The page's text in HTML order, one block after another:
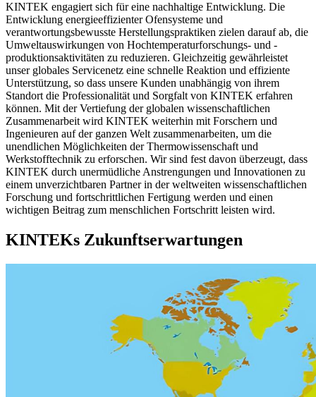
KINTEK engagiert sich für eine nachhaltige Entwicklung. Die
Entwicklung energieeffizienter Ofensysteme und
verantwortungsbewusste Herstellungspraktiken zielen darauf ab, die
Umweltauswirkungen von Hochtemperaturforschungs- und -
produktionsaktivitäten zu reduzieren. Gleichzeitig gewährleistet
unser globales Servicenetz eine schnelle Reaktion und effiziente
Unterstützung, so dass unsere Kunden unabhängig von ihrem
Standort die Professionalität und Sorgfalt von KINTEK erfahren
können. Mit der Vertiefung der globalen wissenschaftlichen
Zusammenarbeit wird KINTEK weiterhin mit Forschern und
Ingenieuren auf der ganzen Welt zusammenarbeiten, um die
unendlichen Möglichkeiten der Thermowissenschaft und
Werkstofftechnik zu erforschen. Wir sind fest davon überzeugt, dass
KINTEK durch unermüdliche Anstrengungen und Innovationen zu
einem unverzichtbaren Partner in der weltweiten wissenschaftlichen
Forschung und fortschrittlichen Fertigung werden und einen
wichtigen Beitrag zum menschlichen Fortschritt leisten wird.
KINTEKs Zukunftserwartungen